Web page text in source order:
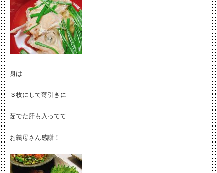
身は
３枚にして薄引きに
茹でた肝も入ってて
お義母さん感謝！